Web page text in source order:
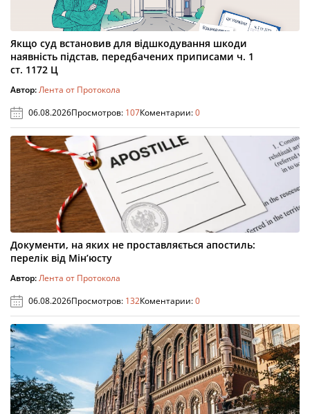
Якщо суд встановив для відшкодування шкоди
наявність підстав, передбачених приписами ч. 1
ст. 1172 Ц
Автор:Лента от Протокола
06.08.2026Просмотров: 107Коментарии:0
Документи, на яких не проставляється апостиль:
перелік від Мін’юсту
Автор:Лента от Протокола
06.08.2026Просмотров: 132Коментарии:0